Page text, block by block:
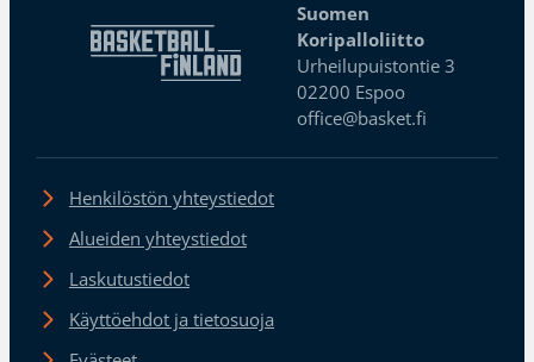
Suomen
Koripalloliitto
Urheilupuistontie 3
02200 Espoo
office@basket.fi
Henkilöstön yhteystiedot
Alueiden yhteystiedot
Laskutustiedot
Käyttöehdot ja tietosuoja